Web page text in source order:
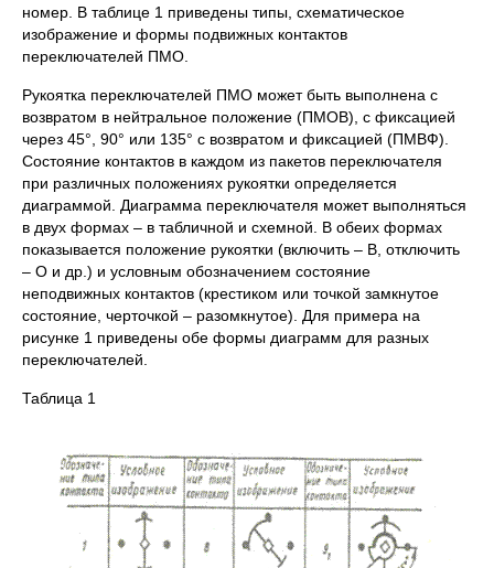
номер. В таблице 1 приведены типы, схематическое
изображение и формы подвижных контактов
переключателей ПМО.
Рукоятка переключателей ПМО может быть выполнена с
возвратом в нейтральное положение (ПМОВ), с фиксацией
через 45°, 90° или 135° с возвратом и фиксацией (ПМВФ).
Состояние контактов в каждом из пакетов переключателя
при различных положениях рукоятки определяется
диаграммой. Диаграмма переключателя может выполняться
в двух формах – в табличной и схемной. В обеих формах
показывается положение рукоятки (включить – В, отключить
– О и др.) и условным обозначением состояние
неподвижных контактов (крестиком или точкой замкнутое
состояние, черточкой – разомкнутое). Для примера на
рисунке 1 приведены обе формы диаграмм для разных
переключателей.
Таблица 1